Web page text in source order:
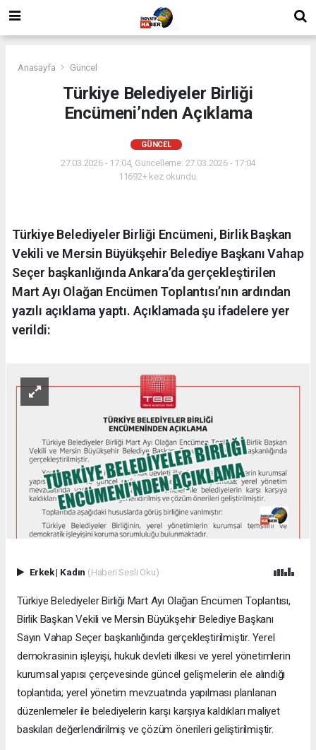
Anasayfa Güncel
Türkiye Belediyeler Birliği
Encümeni’nden Açıklama
GÜNCEL
27.03.2026 - 17:04, Güncelleme: 27.03.2026 - 17:04
11692+ kez okundu.
Türkiye Belediyeler Birliği Encümeni, Birlik Başkan
Vekili ve Mersin Büyükşehir Belediye Başkanı Vahap
Seçer başkanlığında Ankara’da gerçekleştirilen
Mart Ayı Olağan Encümen Toplantısı’nın ardından
yazılı açıklama yaptı. Açıklamada şu ifadelere yer
verildi:
Erkek| Kadın (Haberi Sesli Oku)
Türkiye Belediyeler Birliği Mart Ayı Olağan Encümen Toplantısı,
Birlik Başkan Vekili ve Mersin Büyükşehir Belediye Başkanı
Sayın Vahap Seçer başkanlığında gerçekleştirilmiştir. Yerel
demokrasinin işleyişi, hukuk devleti ilkesi ve yerel yönetimlerin
kurumsal yapısı çerçevesinde güncel gelişmelerin ele alındığı
toplantıda; yerel yönetim mevzuatında yapılması planlanan
düzenlemeler ile belediyelerin karşı karşıya kaldıkları maliyet
baskıları değerlendirilmiş ve çözüm önerileri geliştirilmiştir.